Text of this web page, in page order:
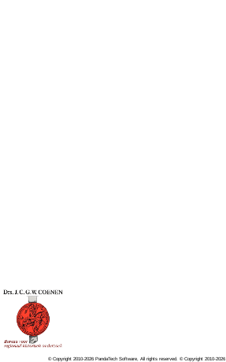
© Copyright 2010-2026 PandaTech Software, All rights reserved. © Copyright 2010-2026